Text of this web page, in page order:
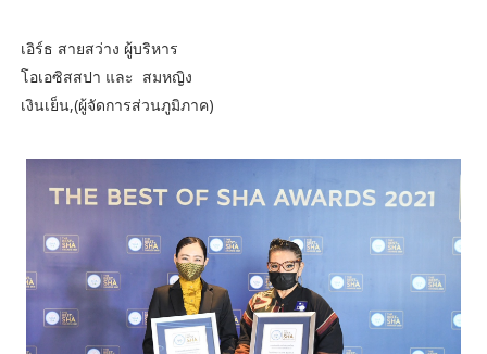
เอิร์ธ สายสว่าง ผู้บริหาร
โอเอซิสสปา และ สมหญิง
เงินเย็น,(ผู้จัดการส่วนภูมิภาค)